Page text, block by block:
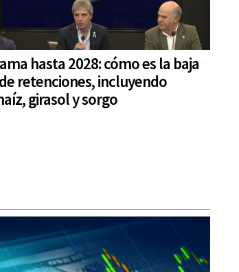
hasta 2028: cómo es la baja
retenciones, incluyendo
girasol y sorgo